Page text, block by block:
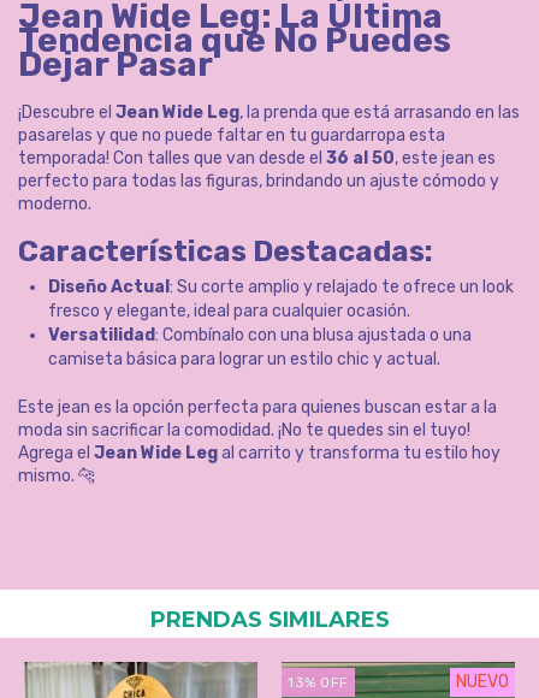
Jean Wide Leg: La Última
Tendencia que No Puedes
Dejar Pasar
¡Descubre el Jean Wide Leg, la prenda que está arrasando en las
pasarelas y que no puede faltar en tu guardarropa esta
temporada! Con talles que van desde el 36 al 50, este jean es
perfecto para todas las figuras, brindando un ajuste cómodo y
moderno.
Características Destacadas:
Diseño Actual : Su corte amplio y relajado te ofrece un look
fresco y elegante, ideal para cualquier ocasión.
Versatilidad: Combínalo con una blusa ajustada o una
camiseta básica para lograr un estilo chic y actual.
Este jean es la opción perfecta para quienes buscan estar a la
moda sin sacrificar la comodidad. ¡No te quedes sin el tuyo!
Agrega el Jean Wide Legal carrito y transforma tu estilo hoy
mismo. 🐆
PRENDAS SIMILARES
13% OFF NUEVO